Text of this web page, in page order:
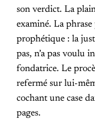
son verdict. La
examiné. La
prophétique : la
pas, n’a pas voulu
fondatrice. Le
refermé sur lui-
cochant une case
pages.